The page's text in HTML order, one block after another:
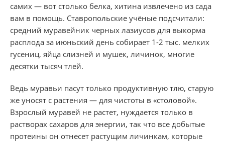
самих — вот столько белка, хитина извлечено из сада
вам в помощь. Ставропольские учёные подсчитали:
средний муравейник черных лазиусов для выкорма
расплода за июньский день собирает 1-2 тыс. мелких
гусениц, яйца слизней и мушек, личинок, многие
десятки тысяч тлей.
Ведь муравьи пасут только продуктивную тлю, старую
же уносят с растения — для чи­стоты в «столовой».
Взрослый муравей не растет, нуждается только в
растворах сахаров для энергии, так что все добытые
протеины он отнесет растущим личинкам, которые